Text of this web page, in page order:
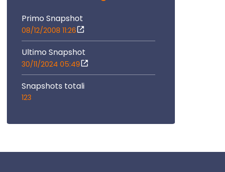
Primo Snapshot
08/12/2008 11:26
Ultimo Snapshot
30/11/2024 05:49
Snapshots totali
123